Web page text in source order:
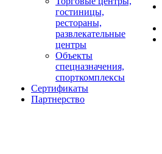
гостиницы,
рестораны,
развлекательные
центры
Объекты
спецназначения,
спорткомплексы
Сертификаты
Партнерство